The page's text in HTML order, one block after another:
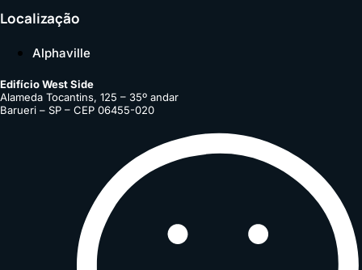
Localização
Alphaville
Edifício West Side
Alameda Tocantins, 125 – 35º andar
Barueri – SP – CEP 06455-020